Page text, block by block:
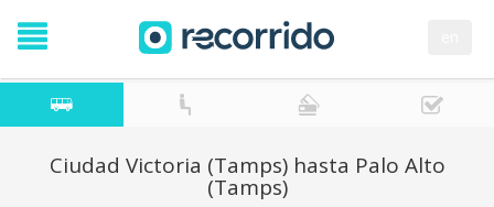
Ciudad Victoria (Tamps) hasta Palo Alto
(Tamps)